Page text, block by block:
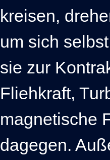
kreisen,
um sich
sie zur
Fliehkraft,
magnetische
dagegen.